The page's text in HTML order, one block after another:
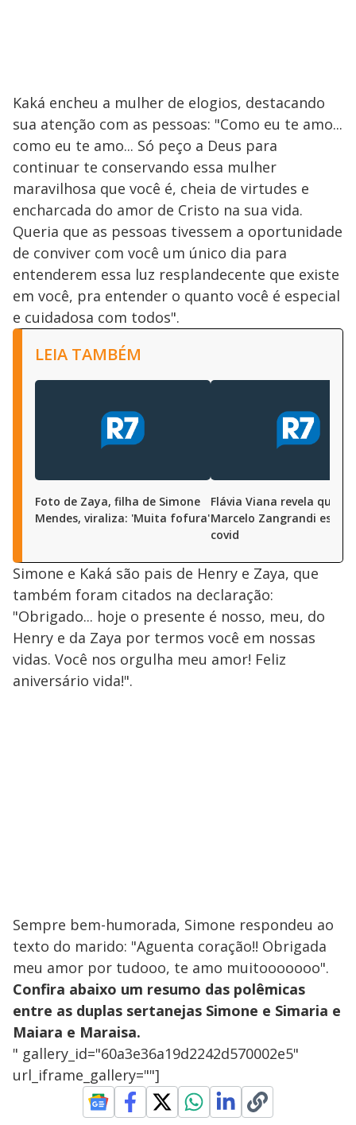
Kaká encheu a mulher de elogios, destacando
sua atenção com as pessoas: "Como eu te amo...
como eu te amo... Só peço a Deus para
continuar te conservando essa mulher
maravilhosa que você é, cheia de virtudes e
encharcada do amor de Cristo na sua vida.
Queria que as pessoas tivessem a oportunidade
de conviver com você um único dia para
entenderem essa luz resplandecente que existe
em você, pra entender o quanto você é especial
e cuidadosa com todos".
LEIA TAMBÉM
Foto de Zaya, filha de Simone
Mendes, viraliza: 'Muita fofura'
Flávia Viana revela que
Marcelo Zangrandi estão
covid
Simone e Kaká são pais de Henry e Zaya, que
também foram citados na declaração:
"Obrigado... hoje o presente é nosso, meu, do
Henry e da Zaya por termos você em nossas
vidas. Você nos orgulha meu amor! Feliz
aniversário vida!".
Sempre bem-humorada, Simone respondeu ao
texto do marido: "Aguenta coração!! Obrigada
meu amor por tudooo, te amo muitooooooo".
Confira abaixo um resumo das polêmicas
entre as duplas sertanejas Simone e Simaria e
Maiara e Maraisa.
" gallery_id="60a3e36a19d2242d570002e5"
url_iframe_gallery=""]